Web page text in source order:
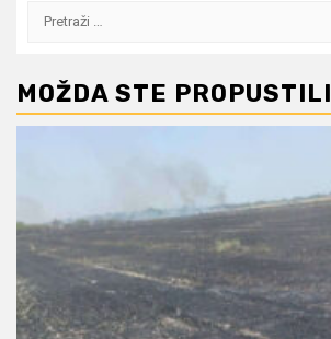
Pretraži:
MOŽDA STE PROPUSTILI